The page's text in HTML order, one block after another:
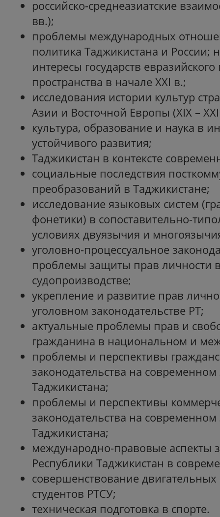
российско-среднеазиатские
вв.);
проблемы международных
политика Таджикистана и России;
интересы государств
пространства в начале XXI в.;
исследования истории культур
Азии и Восточной Европы (XIX –
культура, образование и наука в
устойчивого развития;
Таджикистан в контексте
социальные последствия
преобразований в Таджикистане;
исследование языковых систем
фонетики) в сопоставительно-
условиях двуязычия и
уголовно-процессуальное
проблемы защиты прав личности
судопроизводстве;
укрепление и развитие прав
уголовном законодательстве РТ;
актуальные проблемы прав и
гражданина в национальном и
проблемы и перспективы
законодательства на современном
Таджикистана;
проблемы и перспективы
законодательства на современном
Таджикистана;
международно-правовые аспекты
Республики Таджикистан в
совершенствование двигательных
студентов РТСУ;
техническая подготовка в спорте.